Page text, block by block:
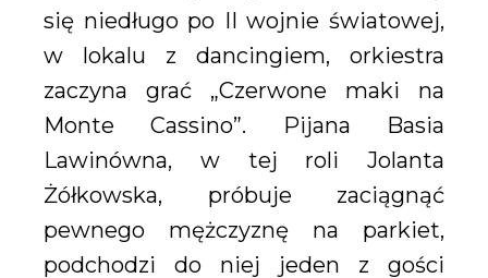
się niedługo po II wojnie światowej,
w lokalu z dancingiem, orkiestra
zaczyna grać „Czerwone maki na
Monte Cassino”. Pijana Basia
Lawinówna, w tej roli Jolanta
Żółkowska, próbuje zaciągnąć
pewnego mężczyznę na parkiet,
podchodzi do niej jeden z gości